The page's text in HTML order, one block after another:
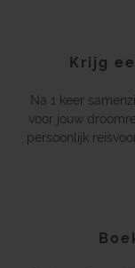
Krijg
Na 1 keer
voor jouw
persoonlijk